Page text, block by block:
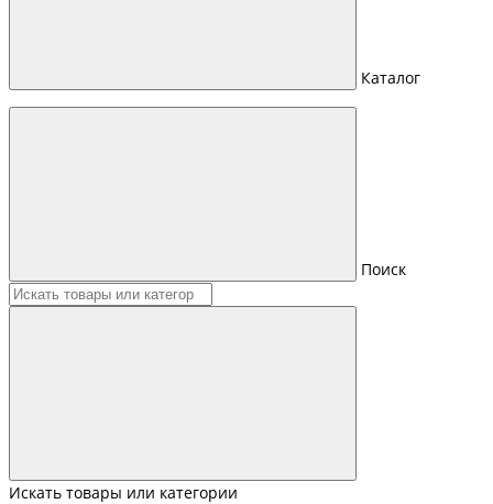
Каталог
Поиск
Искать товары или категории